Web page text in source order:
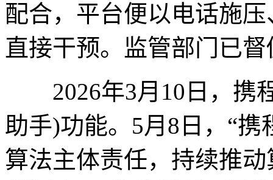
配合，平台便以电话施
直接干预。监管部门已
2026年3月10日，携
助手)功能。5月8日，“
算法主体责任，持续推